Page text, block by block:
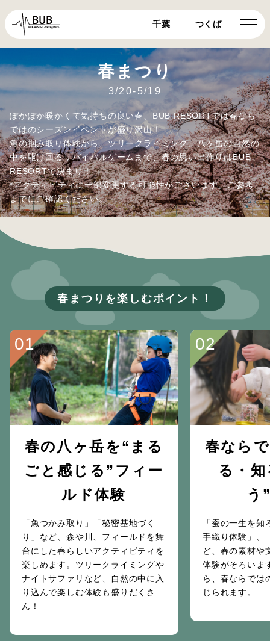
千葉 つくば
春まつり
3/20-5/19
ぽかぽか暖かくて気持ちの良い春、BUB RESORTでは春なら
ではのシーズンイベントが盛り沢山！
魚の掴み取り体験から、ツリークライミング、八ヶ岳の自然の
中を駆け回るサバイバルゲームまで、春の思い出作りはBUB
RESORTで決まり！
*アクティビティに一部変更する可能性がございます。ご参考
までにご確認ください。
春まつりを楽しむポイント！
春の八ヶ岳を“まる
ごと感じる”フィー
ルド体験
「魚つかみ取り」「秘密基地づく
り」など、森や川、フィールドを舞
台にした春らしいアクティビティを
楽しめます。ツリークライミングや
ナイトサファリなど、自然の中に入
り込んで楽しむ体験も盛りだくさ
ん！
春なら
る・
う
「蚕の一生を
手織り体験」、
ど、春の素材や
体験がそろいま
ら、春ならでは
じられます。